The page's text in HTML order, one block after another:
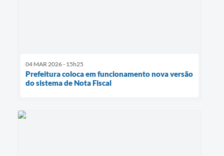
04 MAR 2026 - 15h25
Prefeitura coloca em funcionamento nova versão
do sistema de Nota Fiscal